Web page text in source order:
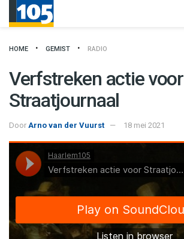
HOME GEMIST RADIO
Verfstreken actie voor
Straatjournaal
Door Arno van der Vuurst 18 mei 2021
Haarlem105